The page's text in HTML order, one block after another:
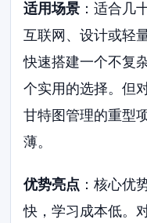
适用场景 ：适合几
互联网、设计或轻
快速搭建一个不复
个实用的选择。但
甘特图管理的重型
薄。
优势亮点 ：核心优
快，学习成本低。